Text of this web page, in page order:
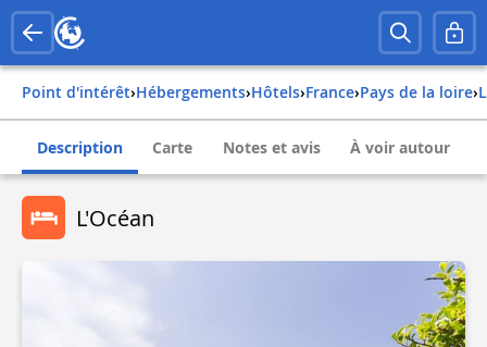
Point d'intérêt› Hébergements› Hôtels› france› pays de la loire›
Description Carte Notes et avis À voir autour
L'Océan